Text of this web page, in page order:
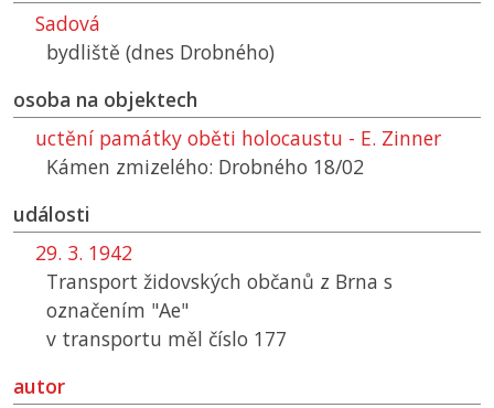
Sadová
bydliště (dnes Drobného)
osoba na objektech
uctění památky oběti holocaustu - E. Zinner
Kámen zmizelého: Drobného 18/02
události
29. 3. 1942
Transport židovských občanů z Brna s
označením "Ae"
v transportu měl číslo 177
autor